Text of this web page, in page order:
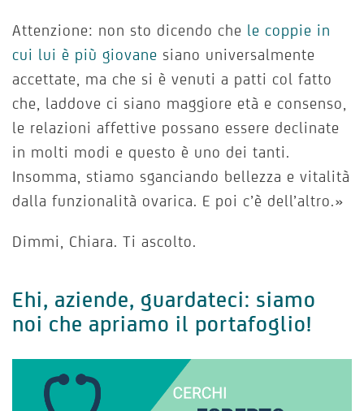
Attenzione: non sto dicendo che le coppie in
cui lui è più giovane siano universalmente
accettate, ma che si è venuti a patti col fatto
che, laddove ci siano maggiore età e consenso,
le relazioni affettive possano essere declinate
in molti modi e questo è uno dei tanti.
Insomma, stiamo sganciando bellezza e vitalità
dalla funzionalità ovarica. E poi c’è dell’altro.»
Dimmi, Chiara. Ti ascolto.
Ehi, aziende, guardateci: siamo
noi che apriamo il portafoglio!